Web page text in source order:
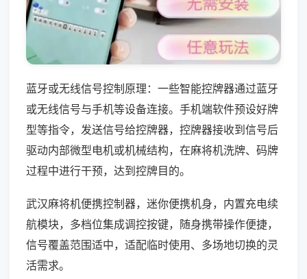
蓝牙或无线信号控制原理：一些智能控牌器通过蓝牙
或无线信号与手机等设备连接。手机端软件预设好牌
型等指令，发送信号给控牌器，控牌器接收到信号后
驱动内部微型电机或机械结构，在麻将机洗牌、码牌
过程中进行干预，达到控牌目的。
武汉麻将机便携控制器，迷你便携机身，内置充电续
航模块，多档位集成调控按键，随身携带操作便捷，
信号覆盖范围适中，适配临时使用、多场地切换的灵
活需求。